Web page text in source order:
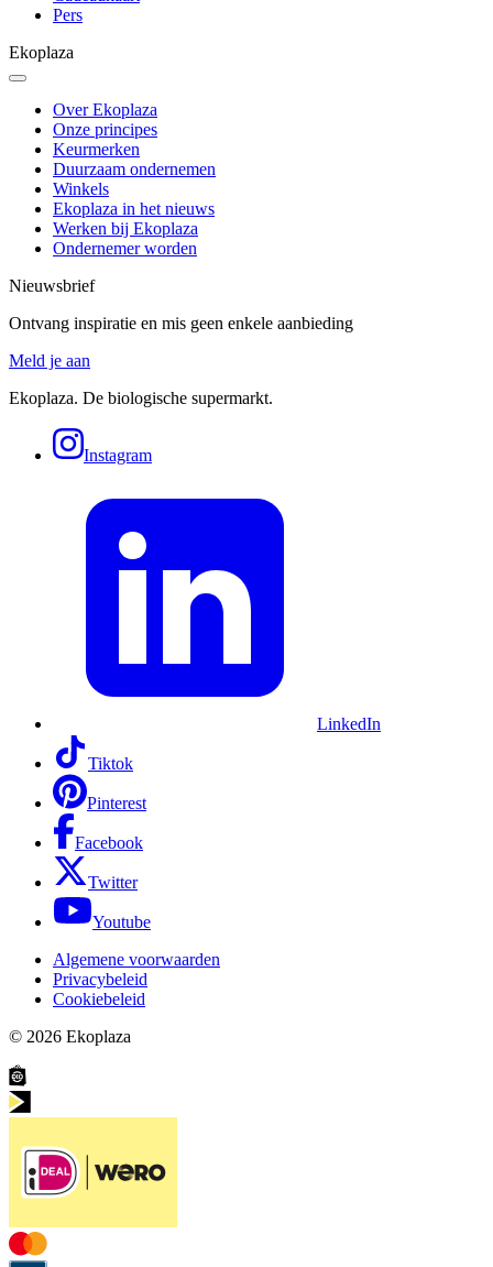
Pers
Ekoplaza
Over Ekoplaza
Onze principes
Keurmerken
Duurzaam ondernemen
Winkels
Ekoplaza in het nieuws
Werken bij Ekoplaza
Ondernemer worden
Nieuwsbrief
Ontvang inspiratie en mis geen enkele aanbieding
Meld je aan
Ekoplaza. De biologische supermarkt.
Instagram
LinkedIn
Tiktok
Pinterest
Facebook
Twitter
Youtube
Algemene voorwaarden
Privacybeleid
Cookiebeleid
© 2026 Ekoplaza